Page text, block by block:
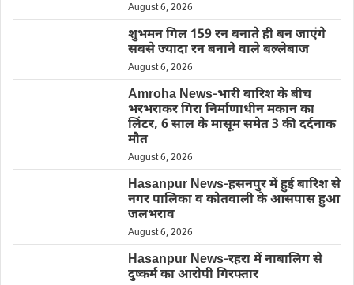
August 6, 2026
शुभमन गिल 159 रन बनाते ही बन जाएंगे
सबसे ज्यादा रन बनाने वाले बल्लेबाज
August 6, 2026
Amroha News-भारी बारिश के बीच
भरभराकर गिरा निर्माणाधीन मकान का
लिंटर, 6 साल के मासूम समेत 3 की दर्दनाक
मौत
August 6, 2026
Hasanpur News-हसनपुर में हुई बारिश से
नगर पालिका व कोतवाली के आसपास हुआ
जलभराव
August 6, 2026
Hasanpur News-रहरा में नाबालिग से
दुष्कर्म का आरोपी गिरफ्तार